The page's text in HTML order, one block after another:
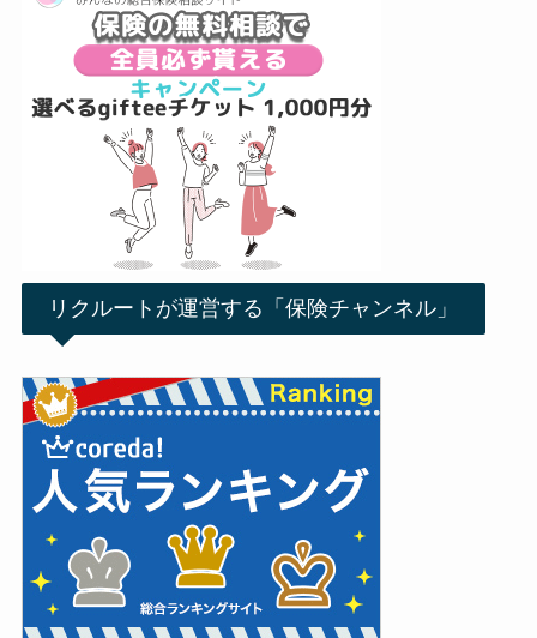
リクルートが運営する「保険チャンネル」